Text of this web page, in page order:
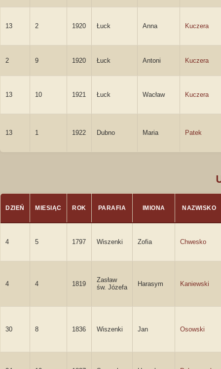
13 2 1920 Łuck Anna Kuczera
2 9 1920 Łuck Antoni Kuczera
13 10 1921 Łuck Wacław Kuczera
13 1 1922 Dubno Maria Patek
DZIEŃ MIESIĄC ROK PARAFIA IMIONA NAZWISKO
4 5 1797 Wiszenki Zofia Chwesko
4 4 1819
Zasław
św. Józefa
Harasym Kaniewski
30 8 1836 Wiszenki Jan Osowski